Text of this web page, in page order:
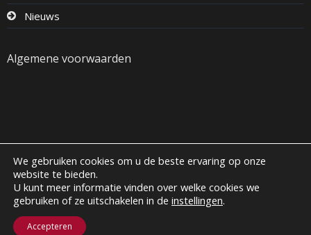
Nieuws
Algemene voorwaarden
CopyrightBoca Kaarsen| All Rights Reserved |
We gebruiken cookies om u de beste ervaring op onze
website te bieden.
U kunt meer informatie vinden over welke cookies we
gebruiken of ze uitschakelen in de instellingen.
Accepteren